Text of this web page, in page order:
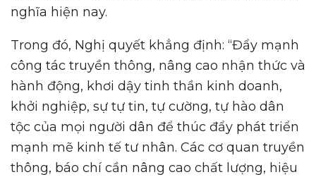
nghĩa hiện nay.
Trong đó, Nghị quyết khẳng định: “Đẩy mạnh
công tác truyền thông, nâng cao nhận thức và
hành động, khơi dậy tinh thần kinh doanh,
khởi nghiệp, sự tự tin, tự cường, tự hào dân
tộc của mọi người dân để thúc đẩy phát triển
mạnh mẽ kinh tế tư nhân. Các cơ quan truyền
thông, báo chí cần nâng cao chất lượng, hiệu